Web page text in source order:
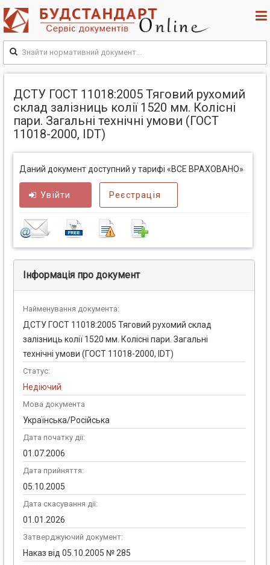
ДСТУ ГОСТ 11018:2005 Тяговий рухомий
склад залізниць колії 1520 мм. Колісні
пари. Загальні технічні умови (ГОСТ
11018-2000, IDT)
Даний документ доступний у тарифі «ВСЕ ВРАХОВАНО»
Увійти Реєстрація
Інформація про документ
Найменування документа:
ДСТУ ГОСТ 11018:2005 Тяговий рухомий склад
залізниць колії 1520 мм. Колісні пари. Загальні
технічні умови (ГОСТ 11018-2000, IDT)
Статус:
Недіючий
Мова документа
Українська/Російська
Дата початку дії:
01.07.2006
Дата прийняття:
05.10.2005
Дата скасування дії:
01.01.2026
Затверджуючий документ:
Наказ від 05.10.2005 № 285